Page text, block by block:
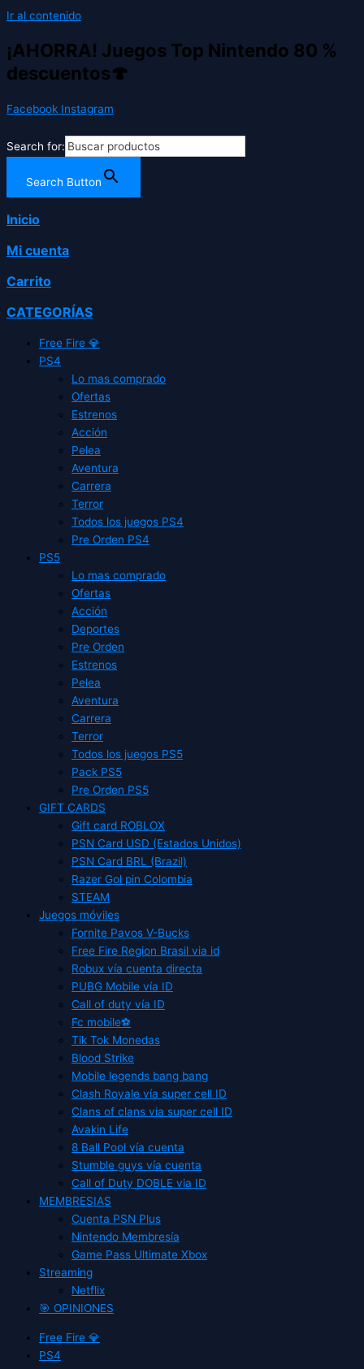
Ir al contenido
¡AHORRA! Juegos Top Nintendo 80 %
descuentos🍄
Facebook Instagram
Search for:
Search Button
Inicio
Mi cuenta
Carrito
CATEGORÍAS
Free Fire 💎
PS4
Lo mas comprado
Ofertas
Estrenos
Acción
Pelea
Aventura
Carrera
Terror
Todos los juegos PS4
Pre Orden PS4
PS5
Lo mas comprado
Ofertas
Acción
Deportes
Pre Orden
Estrenos
Pelea
Aventura
Carrera
Terror
Todos los juegos PS5
Pack PS5
Pre Orden PS5
GIFT CARDS
Gift card ROBLOX
PSN Card USD (Estados Unidos)
PSN Card BRL (Brazil)
Razer Gol pin Colombia
STEAM
Juegos móviles
Fornite Pavos V-Bucks
Free Fire Region Brasil via id
Robux vía cuenta directa
PUBG Mobile vía ID
Call of duty vía ID
Fc mobile⚽
Tik Tok Monedas
Blood Strike
Mobile legends bang bang
Clash Royale vía super cell ID
Clans of clans via super cell ID
Avakin Life
8 Ball Pool vía cuenta
Stumble guys vía cuenta
Call of Duty DOBLE via ID
MEMBRESIAS
Cuenta PSN Plus
Nintendo Membresía
Game Pass Ultimate Xbox
Streaming
Netflix
🎯 OPINIONES
Free Fire 💎
PS4